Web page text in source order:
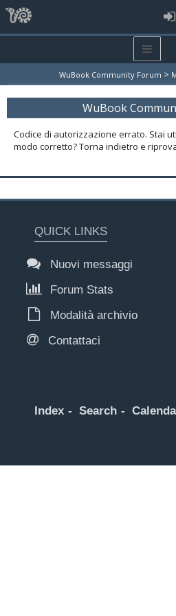
WuBook Community Forum >
WuBook
Codice di autorizzazione errato. Stai
modo corretto? Torna indietro e
QUICK LINKS
Nuovi messaggi
Forum Stats
Modalità archivio
Contattaci
Index Search